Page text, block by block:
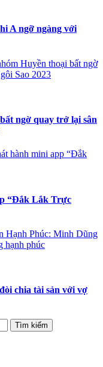
A ngỡ ngàng với
Huyền thoại bất ngờ
Sao 2023
ngờ quay trở lại sân
hành mini app “Đắk
“Đắk Lắk Trực
Hạnh Phúc: Minh Dũng
hạnh phúc
chia tài sản với vợ